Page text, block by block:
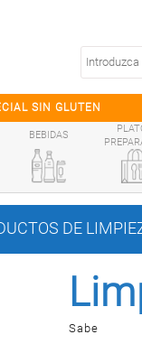
SIN GLUTEN
BEBIDAS
DE
Sabe